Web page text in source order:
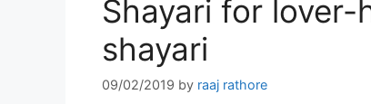
Shayari for
shayari
09/02/2019 by raaj rathore